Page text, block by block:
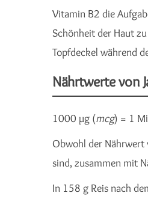
Vitamin B2 die
Schönheit der Haut
Topfdeckel während
Nährtwerte von
1000 µg (mcg) = 1
Obwohl der Nährwert
sind, zusammen mit
In 158 g Reis nach